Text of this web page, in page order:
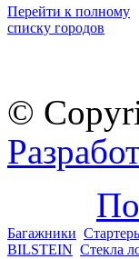
Перейти к полному
списку городов
©
Багажники
BILSTEIN Стекла